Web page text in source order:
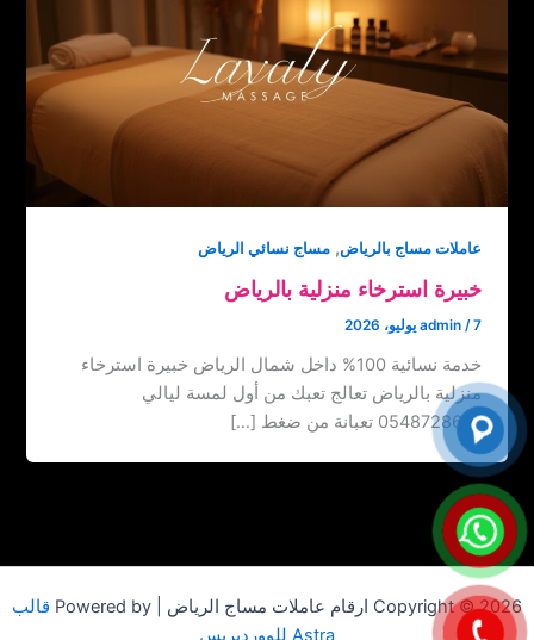
عاملات مساج بالرياض,مساج نسائي الرياض
خبيرة استرخاء منزلية بالرياض
admin /7 يوليو، 2026
خدمة نسائية 100% داخل شمال الرياض خبيرة استرخاء
منزلية بالرياض تعالج تعبك من أول لمسة ليالي
0548728631 تعبانة من ضغط […]
Copyright © 2026 ارقام عاملات مساج الرياض | Powered by
قالب